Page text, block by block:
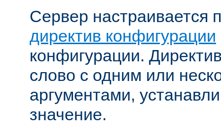
Сервер настраивается
директив конфигурации
конфигурации.
слово с одним или
аргументами,
значение.